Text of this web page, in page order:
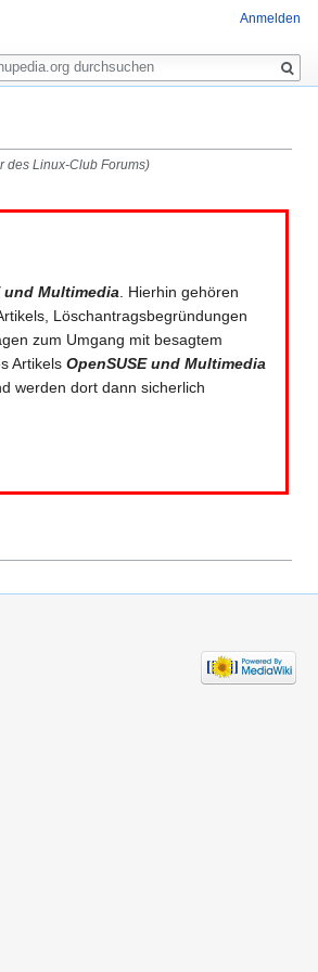
des Linux-Club Forums)
und Multimedia . Hierhin gehören
Löschantragsbegründungen
zum Umgang mit besagtem
Artikels OpenSUSE und Multimedia
werden dort dann sicherlich
Anmelden